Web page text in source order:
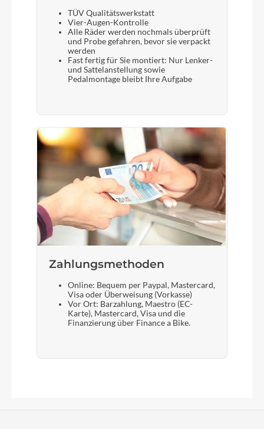
TÜV Qualitätswerkstatt
Vier-Augen-Kontrolle
Alle Räder werden nochmals überprüft
und Probe gefahren, bevor sie verpackt
werden
Fast fertig für Sie montiert: Nur Lenker-
und Sattelanstellung sowie
Pedalmontage bleibt Ihre Aufgabe
Zahlungsmethoden
Online: Bequem per Paypal, Mastercard,
Visa oder Überweisung (Vorkasse)
Vor Ort: Barzahlung, Maestro (EC-
Karte), Mastercard, Visa und die
Finanzierung über Finance a Bike.